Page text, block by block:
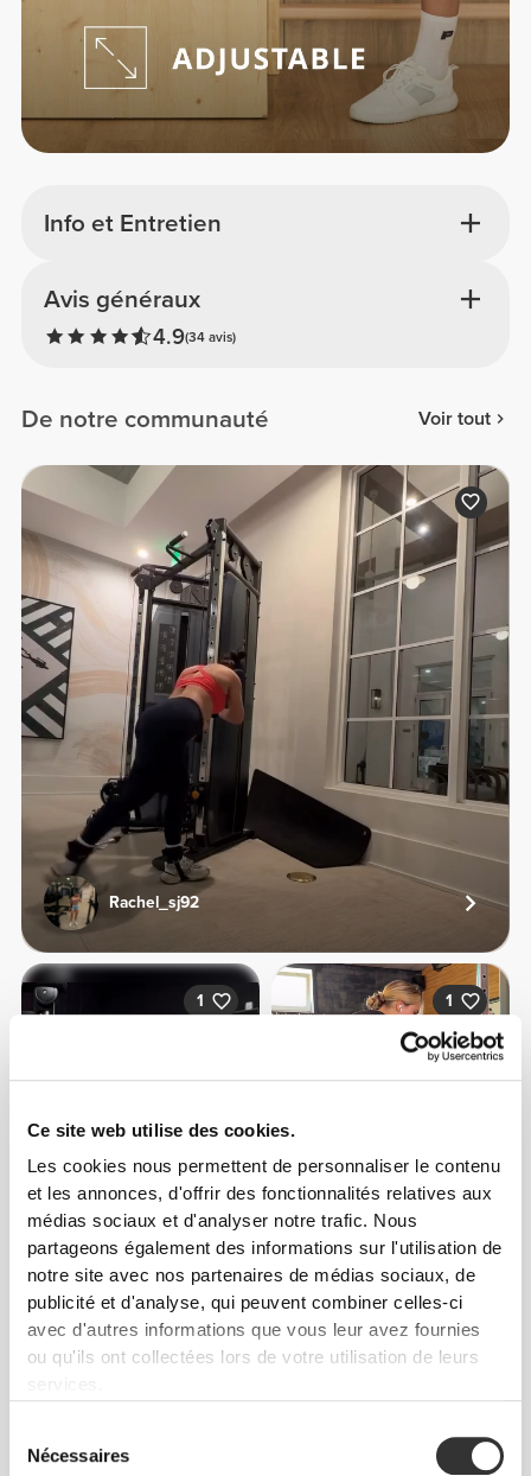
Ce site web utilise des cookies.
Les cookies nous permettent de personnaliser le contenu
et les annonces, d'offrir des fonctionnalités relatives aux
médias sociaux et d'analyser notre trafic. Nous
partageons également des informations sur l'utilisation de
notre site avec nos partenaires de médias sociaux, de
publicité et d'analyse, qui peuvent combiner celles-ci
avec d'autres informations que vous leur avez fournies
ou qu'ils ont collectées lors de votre utilisation de leurs
services.
Nécessaires
Info et Entretien
Avis généraux
4.9(34 avis)
De notre communauté Voir tout
Rachel_sj92
1
Luizajuli
1